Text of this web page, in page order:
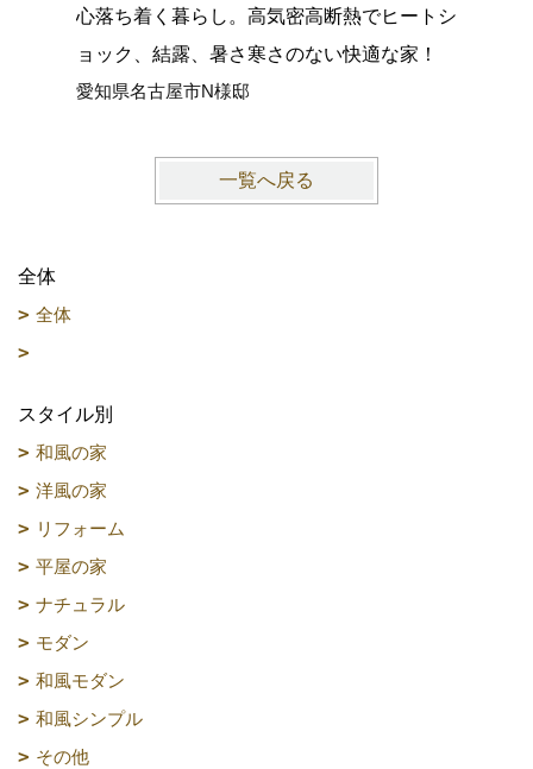
心落ち着く暮らし。高気密高断熱でヒートシ
ョック、結露、暑さ寒さのない快適な家！
愛知県名古屋市N様邸
一覧へ戻る
全体
全体
スタイル別
和風の家
洋風の家
リフォーム
平屋の家
ナチュラル
モダン
和風モダン
和風シンプル
その他